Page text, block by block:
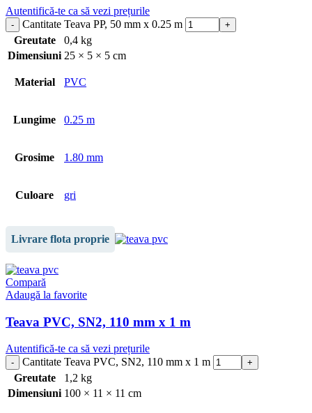
Autentifică-te ca să vezi prețurile
Cantitate Teava PP, 50 mm x 0.25 m
Greutate
0,4 kg
Dimensiuni 25 × 5 × 5 cm
Material PVC
Lungime 0.25 m
Grosime 1.80 mm
Culoare gri
Livrare flota proprie
Compară
Adaugă la favorite
Teava PVC, SN2, 110 mm x 1 m
Autentifică-te ca să vezi prețurile
Cantitate Teava PVC, SN2, 110 mm x 1 m
Greutate
1,2 kg
Dimensiuni 100 × 11 × 11 cm